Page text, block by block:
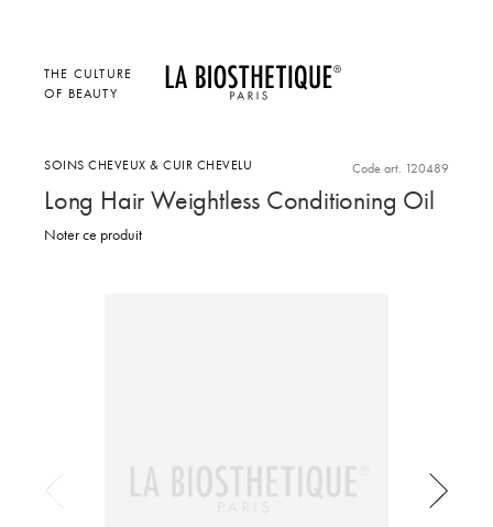
THE CULTURE
OF BEAUTY
SOINS CHEVEUX & CUIR CHEVELU Code art. 120489
Long Hair Weightless Conditioning Oil
Noter ce produit